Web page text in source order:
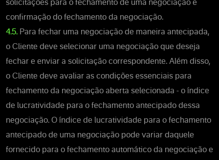
solicitações para o fechamento de uma negociação e
confirmação do fechamento da negociação.
4.5. Para fechar uma negociação de maneira antecipada,
o Cliente deve selecionar uma negociação que deseja
fechar e enviar a solicitação correspondente. Além disso,
o Cliente deve avaliar as condições essenciais para
fechamento da negociação aberta selecionada - o índice
de lucratividade para o fechamento antecipado dessa
negociação. O índice de lucratividade para o fechamento
antecipado de uma negociação pode variar daquele
fornecido para o fechamento automático da negociação e